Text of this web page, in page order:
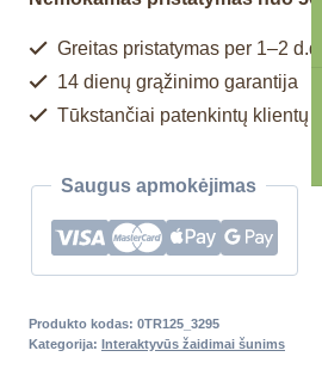
Greitas pristatymas per 1–2 d.d.
14 dienų grąžinimo garantija
Tūkstančiai patenkintų klientų
Saugus apmokėjimas
Produkto kodas: 0TR125_3295
Kategorija: Interaktyvūs žaidimai šunims